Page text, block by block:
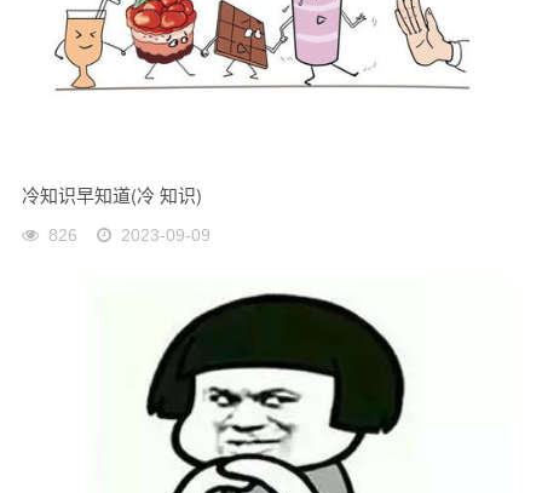
冷知识早知道(冷 知识)
826 2023-09-09